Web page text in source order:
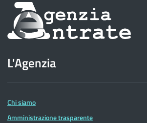
Informazioni
sul
dell'Agenzia
delle
Entrate
L'Agenzia
Chi siamo
Amministrazione trasparente